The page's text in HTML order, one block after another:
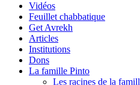
Vidéos
Feuillet chabbatique
Get Avrekh
Articles
Institutions
Dons
La famille Pinto
Les racines de la